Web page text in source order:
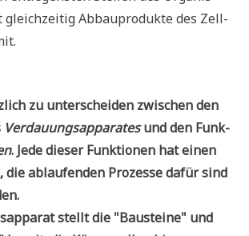
gleich­zei­tig Abbau­pro­duk­te des Zell­
zu unter­schei­den zwi­schen den
Ver­dau­ungs­ap­pa­ra­tesund den Funk­
. Jede die­ser Funk­tio­nen hat einen
die ablau­fen­den Pro­zes­se dafür sind
stellt die "Bau­stei­ne" und